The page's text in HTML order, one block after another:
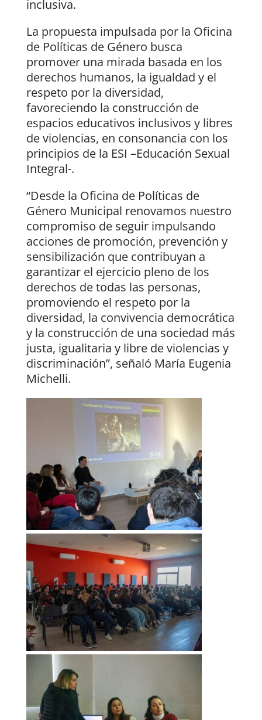
inclusiva.
La propuesta impulsada por la Oficina
de Políticas de Género busca
promover una mirada basada en los
derechos humanos, la igualdad y el
respeto por la diversidad,
favoreciendo la construcción de
espacios educativos inclusivos y libres
de violencias, en consonancia con los
principios de la ESI –Educación Sexual
Integral-.
“Desde la Oficina de Políticas de
Género Municipal renovamos nuestro
compromiso de seguir impulsando
acciones de promoción, prevención y
sensibilización que contribuyan a
garantizar el ejercicio pleno de los
derechos de todas las personas,
promoviendo el respeto por la
diversidad, la convivencia democrática
y la construcción de una sociedad más
justa, igualitaria y libre de violencias y
discriminación”, señaló María Eugenia
Michelli.